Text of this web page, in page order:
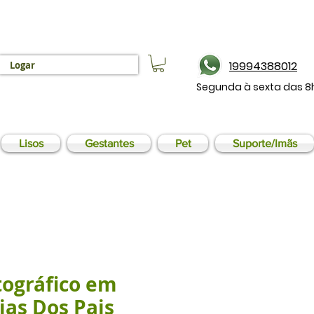
Logar 19994388012
Segunda à sexta das
Lisos Gestantes Pet Suporte/Imãs
em
Dos Pais